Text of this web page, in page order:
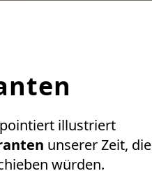
pointiert illustriert
unserer Zeit, die
würden.